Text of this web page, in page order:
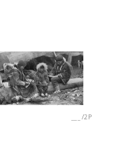
/2P